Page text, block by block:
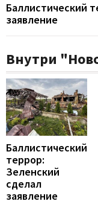
Баллистический
заявление
Внутри
Баллистический
террор:
Зеленский
сделал
заявление